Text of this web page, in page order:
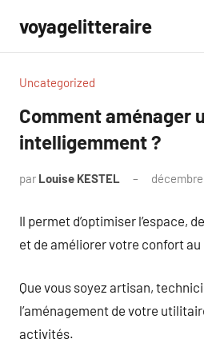
contenu
voyagelitteraire
Uncategorized
Comment aménager
intelligemment ?
par Louise KESTEL
Il permet d’optimiser l’espace,
et de améliorer votre confort
Que vous soyez artisan,
l’aménagement de votre
activités.